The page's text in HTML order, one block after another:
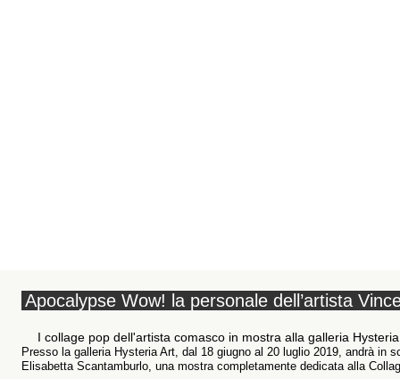
Apocalypse Wow! la personale dell’artista
I collage pop dell'artista comasco in mostra alla galleria
Presso la galleria Hysteria Art, dal 18 giugno al 20 luglio 2019, andrà in
Elisabetta Scantamburlo, una mostra completamente dedicata alla